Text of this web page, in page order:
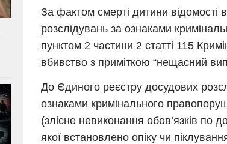
За фактом смерті дитини відомості
розслідувань за ознаками
пунктом 2 частини 2 статті 115
вбивство з приміткою “нещасний
До Єдиного реєстру досудових
ознаками кримінального
(злісне невиконання обов’язків
якої встановлено опіку чи